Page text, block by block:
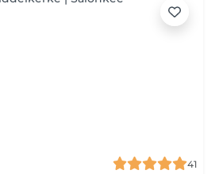
41